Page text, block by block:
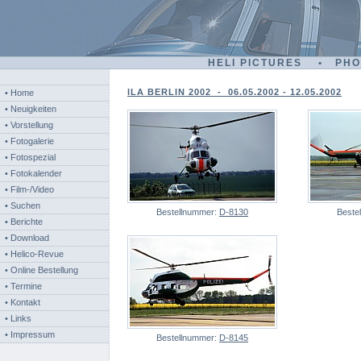
HELI PICTURES •
• Home
• Neuigkeiten
• Vorstellung
• Fotogalerie
• Fotospezial
• Fotokalender
• Film-/Video
• Suchen
• Berichte
• Download
• Helico-Revue
• Online Bestellung
• Termine
• Kontakt
• Links
• Impressum
ILA BERLIN 2002 - 06.05.2002 - 12.05.2002
Bestellnummer: D-8130
Bestellnummer: D-8145